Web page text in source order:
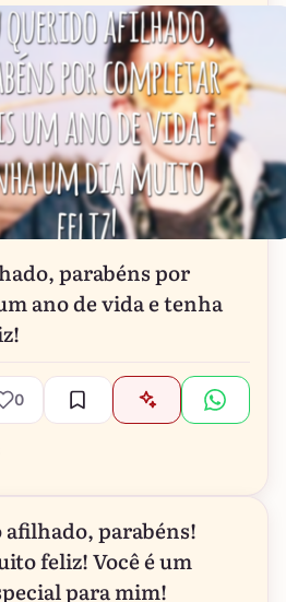
parabéns por
ano de vida e tenha
0
parabéns!
feliz! Você é um
para mim!